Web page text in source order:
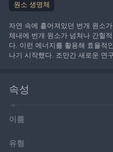
원소 생명체
자연 속에 흩어져있던 번개 원소
체내에 번개 원소가 넘쳐나 간헐
다. 이런 에너지를 활용해 효율적
나기 시작했다. 조만간 새로운 연
속성
이름
유형